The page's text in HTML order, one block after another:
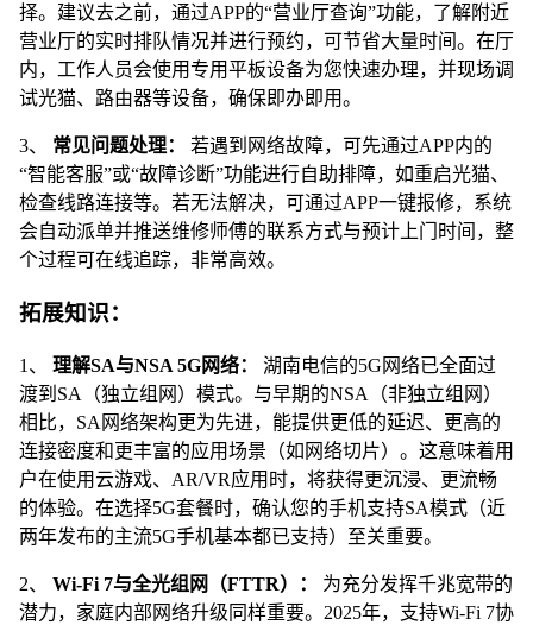
择。建议去之前，通过APP的“营业厅查询”功能，了解附近
营业厅的实时排队情况并进行预约，可节省大量时间。在厅
内，工作人员会使用专用平板设备为您快速办理，并现场调
试光猫、路由器等设备，确保即办即用。
3、 常见问题处理：
若遇到网络故障，可先通过APP内的
“智能客服”或“故障诊断”功能进行自助排障，如重启光猫、
检查线路连接等。若无法解决，可通过APP一键报修，系统
会自动派单并推送维修师傅的联系方式与预计上门时间，整
个过程可在线追踪，非常高效。
拓展知识：
1、 理解SA与NSA 5G网络：
湖南电信的5G网络已全面过
渡到SA（独立组网）模式。与早期的NSA（非独立组网）
相比，SA网络架构更为先进，能提供更低的延迟、更高的
连接密度和更丰富的应用场景（如网络切片）。这意味着用
户在使用云游戏、AR/VR应用时，将获得更沉浸、更流畅
的体验。在选择5G套餐时，确认您的手机支持SA模式（近
两年发布的主流5G手机基本都已支持）至关重要。
2、 Wi-Fi 7与全光组网（FTTR）：
为充分发挥千兆宽带的
潜力，家庭内部网络升级同样重要。2025年，支持Wi-Fi 7协